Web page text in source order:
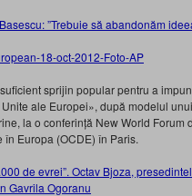
”Trebuie să abandonăm
sprijin popular pentru a
ale Europei», după modelul
la o conferință New World Forum
Europa (OCDE) în Paris.
de evrei”. Octav Bjoza,
Gavrila Ogoranu